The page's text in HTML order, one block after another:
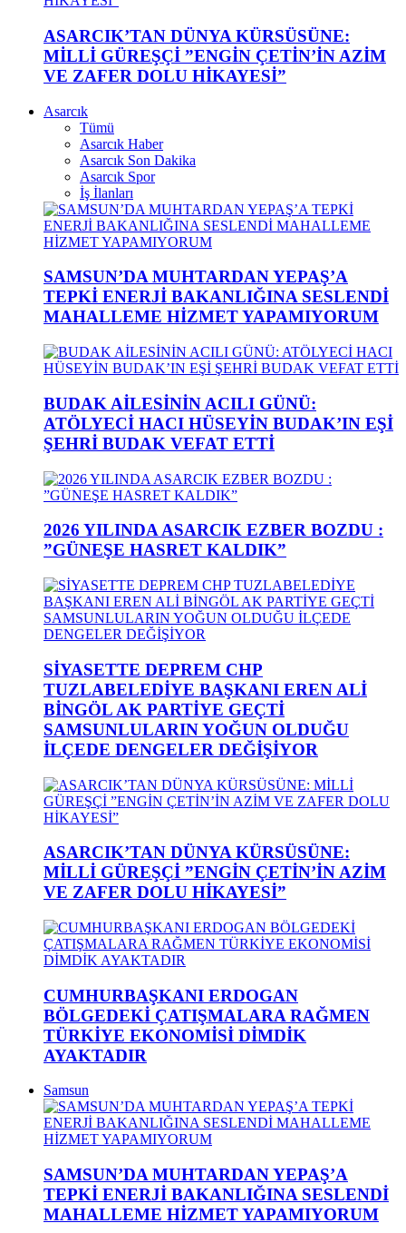
ASARCIK’TAN DÜNYA KÜRSÜSÜNE:
MİLLİ GÜREŞÇİ ”ENGİN ÇETİN’İN AZİM
VE ZAFER DOLU HİKAYESİ”
Asarcık
Tümü
Asarcık Haber
Asarcık Son Dakika
Asarcık Spor
İş İlanları
SAMSUN’DA MUHTARDAN YEPAŞ’A
TEPKİ ENERJİ BAKANLIĞINA SESLENDİ
MAHALLEME HİZMET YAPAMIYORUM
BUDAK AİLESİNİN ACILI GÜNÜ:
ATÖLYECİ HACI HÜSEYİN BUDAK’IN EŞİ
ŞEHRİ BUDAK VEFAT ETTİ
2026 YILINDA ASARCIK EZBER BOZDU :
”GÜNEŞE HASRET KALDIK”
SİYASETTE DEPREM CHP
TUZLABELEDİYE BAŞKANI EREN ALİ
BİNGÖL AK PARTİYE GEÇTİ
SAMSUNLULARIN YOĞUN OLDUĞU
İLÇEDE DENGELER DEĞİŞİYOR
ASARCIK’TAN DÜNYA KÜRSÜSÜNE:
MİLLİ GÜREŞÇİ ”ENGİN ÇETİN’İN AZİM
VE ZAFER DOLU HİKAYESİ”
CUMHURBAŞKANI ERDOGAN
BÖLGEDEKİ ÇATIŞMALARA RAĞMEN
TÜRKİYE EKONOMİSİ DİMDİK
AYAKTADIR
Samsun
SAMSUN’DA MUHTARDAN YEPAŞ’A
TEPKİ ENERJİ BAKANLIĞINA SESLENDİ
MAHALLEME HİZMET YAPAMIYORUM